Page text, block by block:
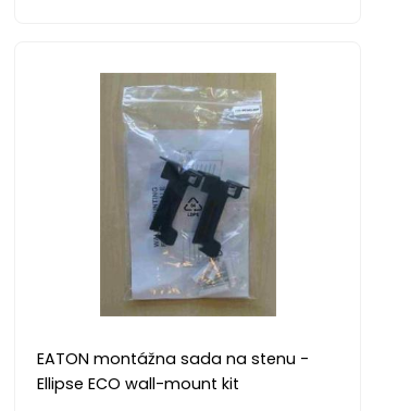
EATON montážna sada na stenu -
Ellipse ECO wall-mount kit